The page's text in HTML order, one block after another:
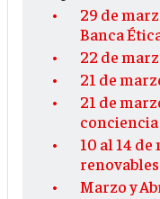
29 de
Banca
22 de
21 de
21 de
conciencia
10 al 14
renovables
Marzo y